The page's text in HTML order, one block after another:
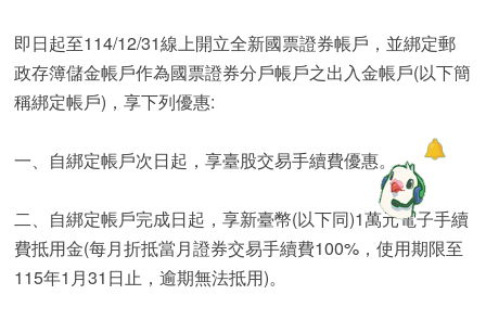
即日起至114/12/31線上開立全新國票證券帳戶，並綁定郵
政存簿儲金帳戶作為國票證券分戶帳戶之出入金帳戶(以下簡
稱綁定帳戶)，享下列優惠:
一、自綁定帳戶次日起，享臺股交易手續費優惠。
二、自綁定帳戶完成日起，享新臺幣(以下同)1萬元電子手續
費抵用金(每月折抵當月證券交易手續費100%，使用期限至
115年1月31日止，逾期無法抵用)。